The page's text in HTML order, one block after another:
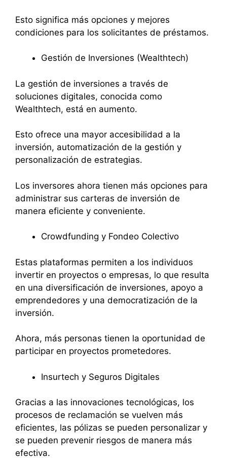
Esto significa más opciones y mejores
condiciones para los solicitantes de préstamos.
Gestión de Inversiones (Wealthtech)
La gestión de inversiones a través de
soluciones digitales, conocida como
Wealthtech, está en aumento.
Esto ofrece una mayor accesibilidad a la
inversión, automatización de la gestión y
personalización de estrategias.
Los inversores ahora tienen más opciones para
administrar sus carteras de inversión de
manera eficiente y conveniente.
Crowdfunding y Fondeo Colectivo
Estas plataformas permiten a los individuos
invertir en proyectos o empresas, lo que resulta
en una diversificación de inversiones, apoyo a
emprendedores y una democratización de la
inversión.
Ahora, más personas tienen la oportunidad de
participar en proyectos prometedores.
Insurtech y Seguros Digitales
Gracias a las innovaciones tecnológicas, los
procesos de reclamación se vuelven más
eficientes, las pólizas se pueden personalizar y
se pueden prevenir riesgos de manera más
efectiva.